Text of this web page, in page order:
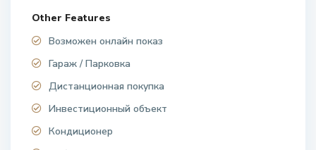
Other Features
Возможен онлайн показ
Гараж / Парковка
Дистанционная покупка
Инвестиционный объект
Кондиционер